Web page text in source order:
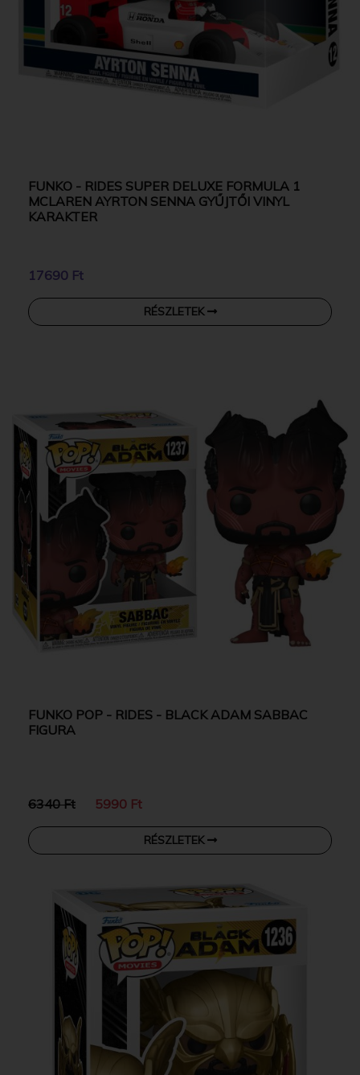
FUNKO - RIDES SUPER DELUXE FORMULA 1
MCLAREN AYRTON SENNA GYŰJTŐI VINYL
KARAKTER
17690 Ft
RÉSZLETEK
FUNKO POP - RIDES - BLACK ADAM SABBAC
FIGURA
6340 Ft 5990 Ft
RÉSZLETEK